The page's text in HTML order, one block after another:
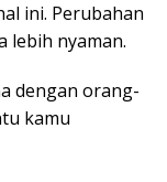
ini. Perubahan
lebih nyaman.
dengan orang-
kamu